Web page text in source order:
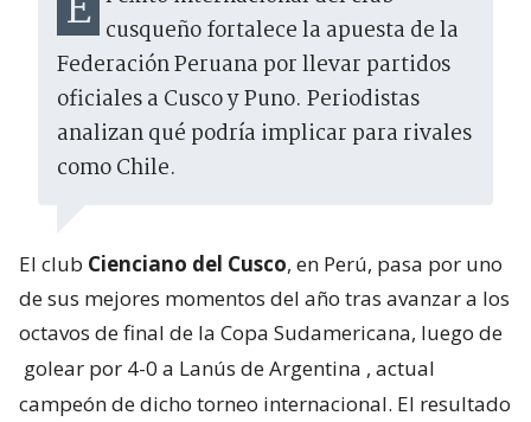
cusqueño fortalece la apuesta de la
Federación Peruana por llevar partidos
oficiales a Cusco y Puno. Periodistas
analizan qué podría implicar para rivales
como Chile.
El club Cienciano del Cusco, en Perú, pasa por uno
de sus mejores momentos del año tras avanzar a los
octavos de final de la Copa Sudamericana, luego de
golear por 4-0 a Lanús de Argentina , actual
campeón de dicho torneo internacional. El resultado